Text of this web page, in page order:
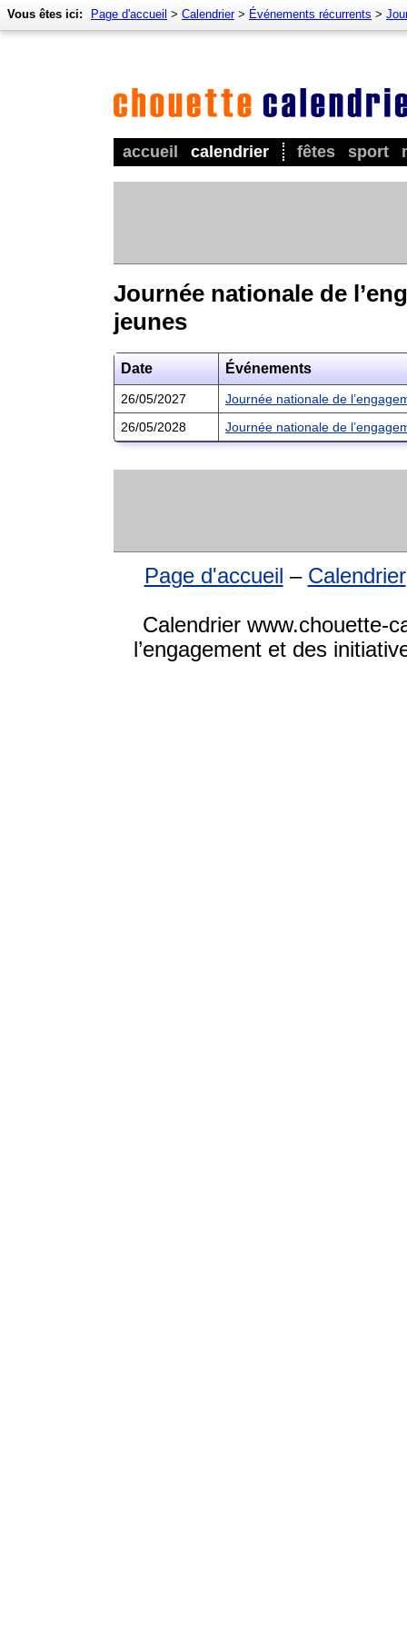
accueil calendrier fêtes sport
Vous êtes ici: Page d'accueil > Calendrier> Événements récurrents >
Journée nationale de
jeunes
Date Événements
26/05/2027
Journée nationale de
26/05/2028
Journée nationale de
Page d'accueil – Calendrier
Calendrier www.chouette-
l’engagement et des